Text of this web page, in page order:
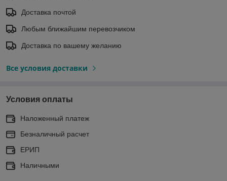
Доставка почтой
Любым ближайшим перевозчиком
Доставка по вашему желанию
Все условия доставки
Условия оплаты
Наложенный платеж
Безналичный расчет
ЕРИП
Наличными